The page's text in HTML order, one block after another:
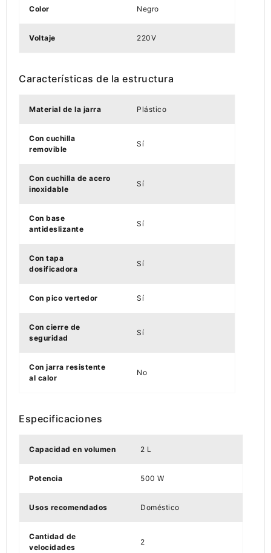
Color Negro
Voltaje 220V
Características de la estructura
Material de la jarra Plástico
Con cuchilla
removible
Sí
Con cuchilla de acero
inoxidable
Sí
Con base
antideslizante
Sí
Con tapa
dosificadora
Sí
Con pico vertedor Sí
Con cierre de
seguridad
Sí
Con jarra resistente
al calor
No
Especificaciones
Capacidad en volumen 2 L
Potencia 500 W
Usos recomendados Doméstico
Cantidad de
velocidades
2